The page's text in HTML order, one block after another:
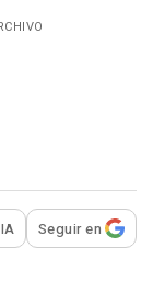
para
IA Seguir en